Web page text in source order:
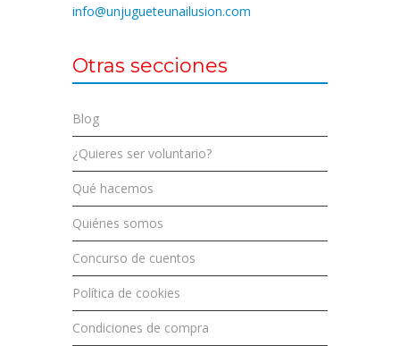
info@unjugueteunailusion.com
Otras secciones
Blog
¿Quieres ser voluntario?
Qué hacemos
Quiénes somos
Concurso de cuentos
Política de cookies
Condiciones de compra